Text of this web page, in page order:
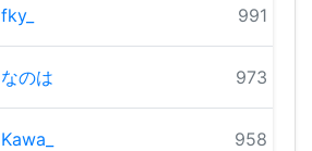
fky_ 991 pts
なのは 973 pts
Kawa_ 958 pts